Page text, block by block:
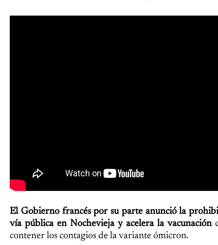
El Gobierno francés por su parte anunció la
vía pública en Nochevieja y acelera la vacunación
contener los contagios de la variante ómicron.